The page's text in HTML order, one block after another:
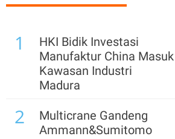
1
HKI Bidik Investasi
Manufaktur China Masuk
Kawasan Industri
Madura
2
Multicrane Gandeng
Ammann&Sumitomo